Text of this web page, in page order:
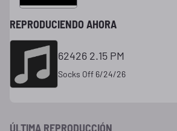
REPRODUCIENDO AHORA
62426 2.15 PM
Socks Off 6/24/26
ÚLTIMA REPRODUCCIÓN